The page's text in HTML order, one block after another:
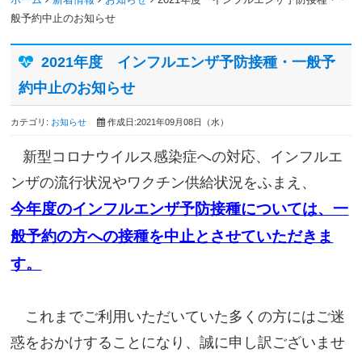
般予約中止のお知らせ
2021年度 インフルエンザ予防接種・一般予
約中止のお知らせ
カテゴリ: お知らせ 作成日:2021年09月08日（水）
新型コロナウイルス感染症への対応、インフルエ
ンザの流行状況やワクチン供給状況をふまえ、
今年度のインフルエンザ予防接種については、一
般予約の方への接種を中止とさせていただきま
す。
これまでご利用いただいていた多くの方にはご迷
惑をおかけすることになり、誠に申し訳ございませ